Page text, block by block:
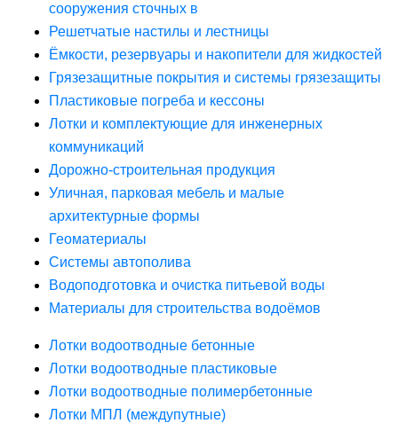
сооружения сточных в
Решетчатые настилы и лестницы
Ёмкости, резервуары и накопители для жидкостей
Грязезащитные покрытия и системы грязезащиты
Пластиковые погреба и кессоны
Лотки и комплектующие для инженерных
коммуникаций
Дорожно-строительная продукция
Уличная, парковая мебель и малые
архитектурные формы
Геоматериалы
Системы автополива
Водоподготовка и очистка питьевой воды
Материалы для строительства водоёмов
Лотки водоотводные бетонные
Лотки водоотводные пластиковые
Лотки водоотводные полимербетонные
Лотки МПЛ (междупутные)